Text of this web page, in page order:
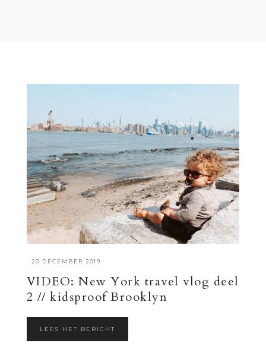
20 DECEMBER 2019
VIDEO: New York travel vlog deel
2 // kidsproof Brooklyn
LEES HET BERICHT